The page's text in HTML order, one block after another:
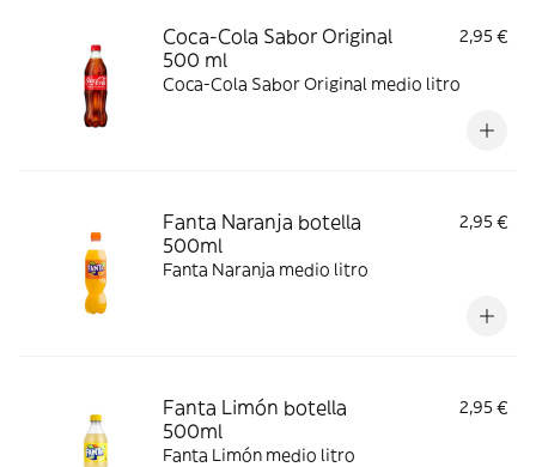
Coca-Cola Sabor Original
500 ml
2,95 €
Coca-Cola Sabor Original medio litro
Fanta Naranja botella
500ml
2,95 €
Fanta Naranja medio litro
Fanta Limón botella
500ml
2,95 €
Fanta Limón medio litro